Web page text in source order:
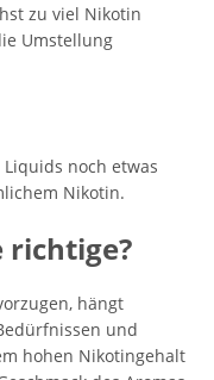
zu viel Nikotin
Umstellung
noch etwas
Nikotin.
richtige?
hängt
und
hohen Nikotingehalt